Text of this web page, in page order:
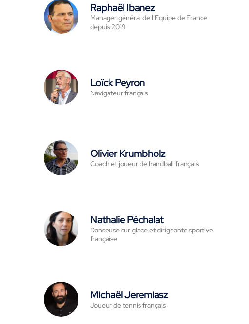
Raphaël Ibanez
Manager général de l'Equipe de France
depuis 2019
Loïck Peyron
Navigateur français
Olivier Krumbholz
Coach et joueur de handball français
Nathalie Péchalat
Danseuse sur glace et dirigeante sportive
française
Michaël Jeremiasz
Joueur de tennis français